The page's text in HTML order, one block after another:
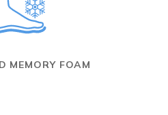
MEMORY FOAM